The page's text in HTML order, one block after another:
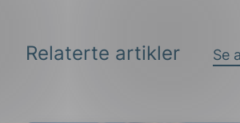
Relaterte artikler Se